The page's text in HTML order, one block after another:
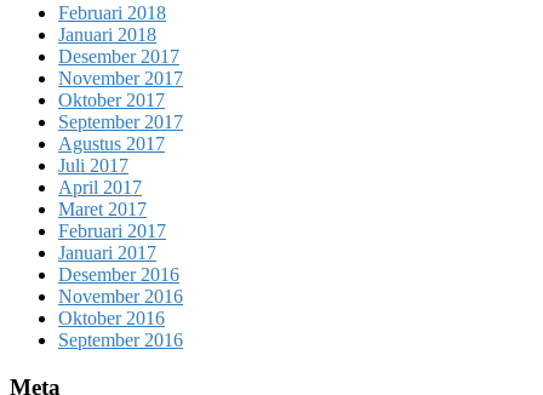
Februari 2018
Januari 2018
Desember 2017
November 2017
Oktober 2017
September 2017
Agustus 2017
Juli 2017
April 2017
Maret 2017
Februari 2017
Januari 2017
Desember 2016
November 2016
Oktober 2016
September 2016
Meta